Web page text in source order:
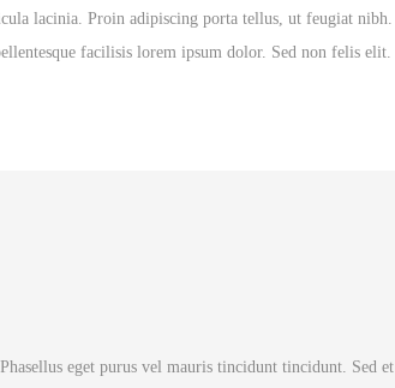
lacinia. Proin adipiscing porta tellus, ut feugiat
facilisis lorem ipsum dolor. Sed non felis elit.
eget purus vel mauris tincidunt tincidunt. Sed